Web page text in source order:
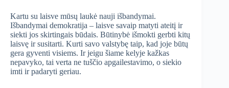
Kartu su laisve mūsų laukė nauji išbandymai.
Išbandymai demokratija – laisve savaip matyti ateitį ir
siekti jos skirtingais būdais. Būtinybė išmokti gerbti kitų
laisvę ir susitarti. Kurti savo valstybę taip, kad joje būtų
gera gyventi visiems. Ir jeigu šiame kelyje kažkas
nepavyko, tai verta ne tuščio apgailestavimo, o siekio
imti ir padaryti geriau.